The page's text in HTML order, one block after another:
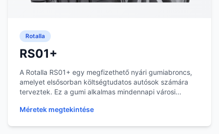
Rotalla
RS01+
A Rotalla RS01+ egy megfizethető nyári gumiabroncs,
amelyet elsősorban költségtudatos autósok számára
terveztek. Ez a gumi alkalmas mindennapi városi...
Méretek megtekintése